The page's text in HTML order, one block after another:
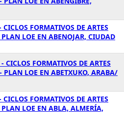
FORMATIVOS DE ARTES
LOE EN ABENOJAR, CIUDAD
CICLOS FORMATIVOS DE ARTES
PLAN LOE EN ABETXUKO, ARABA/
FORMATIVOS DE ARTES
LOE EN ABLA, ALMERÍA,